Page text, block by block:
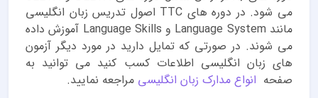
می شود. در دوره های TTC اصول تدریس زبان انگلیسی
مانند Language System و Language Skills آموزش داده
می شوند. در صورتی که تمایل دارید در مورد دیگر آزمون
های زبان انگلیسی اطلاعات کسب کنید می توانید به
صفحه انواع مدارک زبان انگلیسی مراجعه نمایید.